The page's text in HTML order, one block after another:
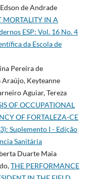
de Andrade
MORTALITY IN A
ESP: Vol. 16 No. 4
da Escola de
Pereira de
Araújo, Keyteanne
Aguiar, Tereza
OF OCCUPATIONAL
OF FORTALEZA-CE
Suplemento I - Edição
Sanitária
Duarte Maia
THE PERFORMANCE